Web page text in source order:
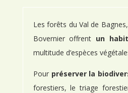
Les forêts du Val de
Bovernier offrent un
multitude d’espèces
Pour préserver la
forestiers, le triage